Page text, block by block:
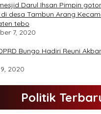
Darul Ihsan Pimpin
desa Tambun Arang
tebo
7, 2020
Bungo Hadiri Reuni
2020
Politik